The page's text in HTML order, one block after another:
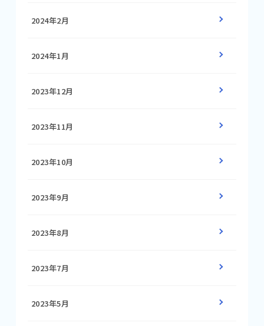
2024年2月
2024年1月
2023年12月
2023年11月
2023年10月
2023年9月
2023年8月
2023年7月
2023年5月